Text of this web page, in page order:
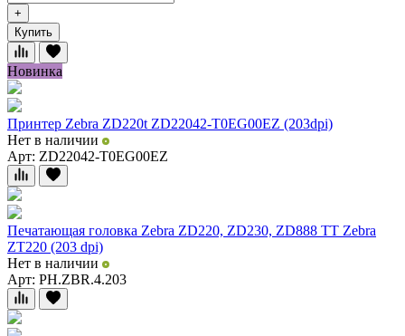
+
Купить
Новинка
Принтер Zebra ZD220t ZD22042-T0EG00EZ (203dpi)
Нет в наличии
Арт: ZD22042-T0EG00EZ
Печатающая головка Zebra ZD220, ZD230, ZD888 TT Zebra
ZT220 (203 dpi)
Нет в наличии
Арт: PH.ZBR.4.203